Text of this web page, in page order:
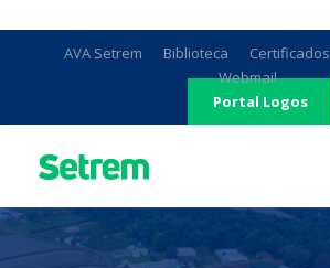
AVA Setrem Biblioteca Certificados
Webmail
Portal Logos